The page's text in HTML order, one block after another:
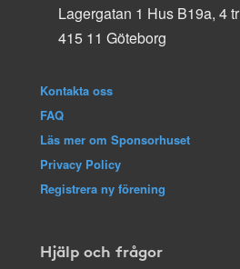
Lagergatan 1 Hus B19a, 4 tr
415 11 Göteborg
Kontakta oss
FAQ
Läs mer om Sponsorhuset
Privacy Policy
Registrera ny förening
Hjälp och frågor